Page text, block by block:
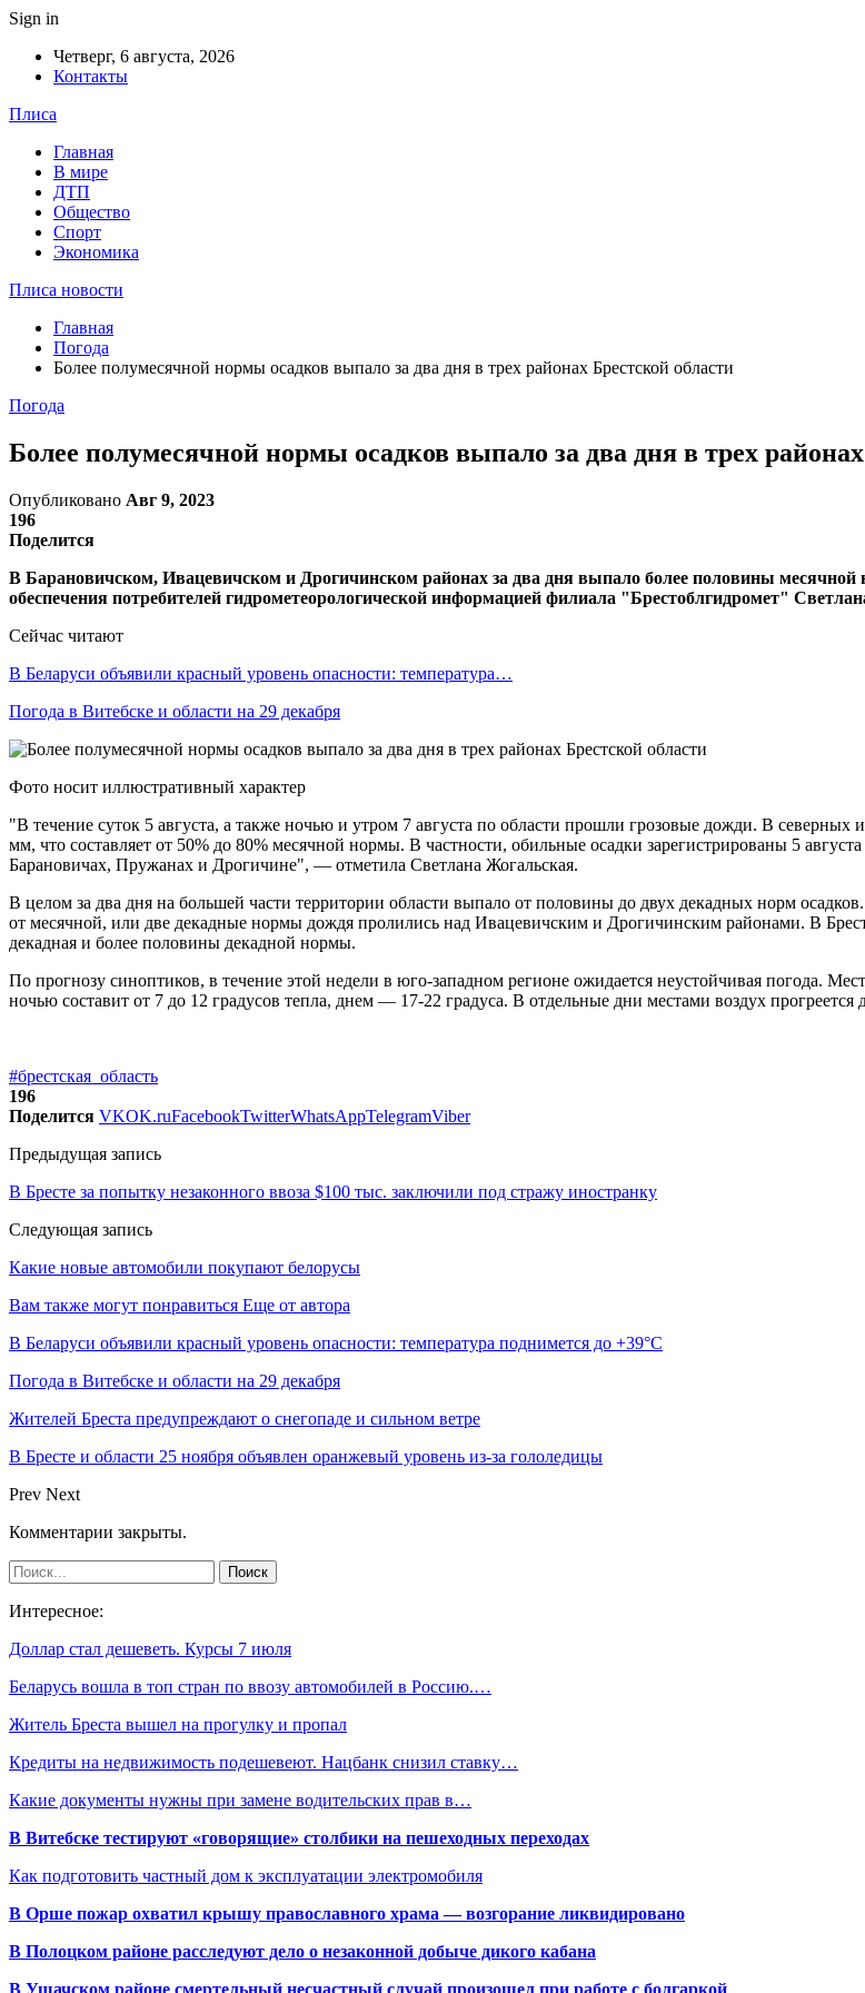
Sign in
Четверг, 6 августа, 2026
Контакты
Плиса
Главная
В мире
ДТП
Общество
Спорт
Экономика
Плиса новости
Главная
Погода
Более полумесячной нормы осадков выпало за два дня в трех районах Брестской области
Погода
Более полумесячной нормы осадков выпало за два дня в трех
Опубликовано Авг 9, 2023
196
Поделится
В Барановичском, Ивацевичском и Дрогичинском районах за два дня выпало более половины
обеспечения потребителей гидрометеорологической информацией филиала "Брестоблгидромет"
Сейчас читают
В Беларуси объявили красный уровень опасности: температура…
Погода в Витебске и области на 29 декабря
Фото носит иллюстративный характер
"В течение суток 5 августа, а также ночью и утром 7 августа по области прошли грозовые дожди. В
мм, что составляет от 50% до 80% месячной нормы. В частности, обильные осадки зарегистрированы 5
Барановичах, Пружанах и Дрогичине", — отметила Светлана Жогальская.
В целом за два дня на большей части территории области выпало от половины до двух декадных норм
от месячной, или две декадные нормы дождя пролились над Ивацевичским и Дрогичинским районами. В
декадная и более половины декадной нормы.
По прогнозу синоптиков, в течение этой недели в юго-западном регионе ожидается неустойчивая погода.
ночью составит от 7 до 12 градусов тепла, днем — 17-22 градуса. В отдельные дни местами воздух прогреется
#брестская_область
196
Поделится VKOK.ruFacebookTwitterWhatsAppTelegramViber
Предыдущая запись
В Бресте за попытку незаконного ввоза $100 тыс. заключили под стражу иностранку
Следующая запись
Какие новые автомобили покупают белорусы
Вам также могут понравиться Еще от автора
В Беларуси объявили красный уровень опасности: температура поднимется до +39°C
Погода в Витебске и области на 29 декабря
Жителей Бреста предупреждают о снегопаде и сильном ветре
В Бресте и области 25 ноября объявлен оранжевый уровень из-за гололедицы
Prev Next
Комментарии закрыты.
Интересное:
Доллар стал дешеветь. Курсы 7 июля
Беларусь вошла в топ стран по ввозу автомобилей в Россию.…
Житель Бреста вышел на прогулку и пропал
Кредиты на недвижимость подешевеют. Нацбанк снизил ставку…
Какие документы нужны при замене водительских прав в…
В Витебске тестируют «говорящие» столбики на пешеходных переходах
Как подготовить частный дом к эксплуатации электромобиля
В Орше пожар охватил крышу православного храма — возгорание ликвидировано
В Полоцком районе расследуют дело о незаконной добыче дикого кабана
В Ушачском районе смертельный несчастный случай произошел при работе с болгаркой